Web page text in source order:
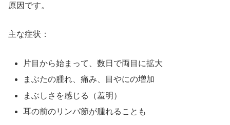
原因です。
主な症状：
片目から始まって、数日で両目に拡大
まぶたの腫れ、痛み、目やにの増加
まぶしさを感じる（羞明）
耳の前のリンパ節が腫れることも